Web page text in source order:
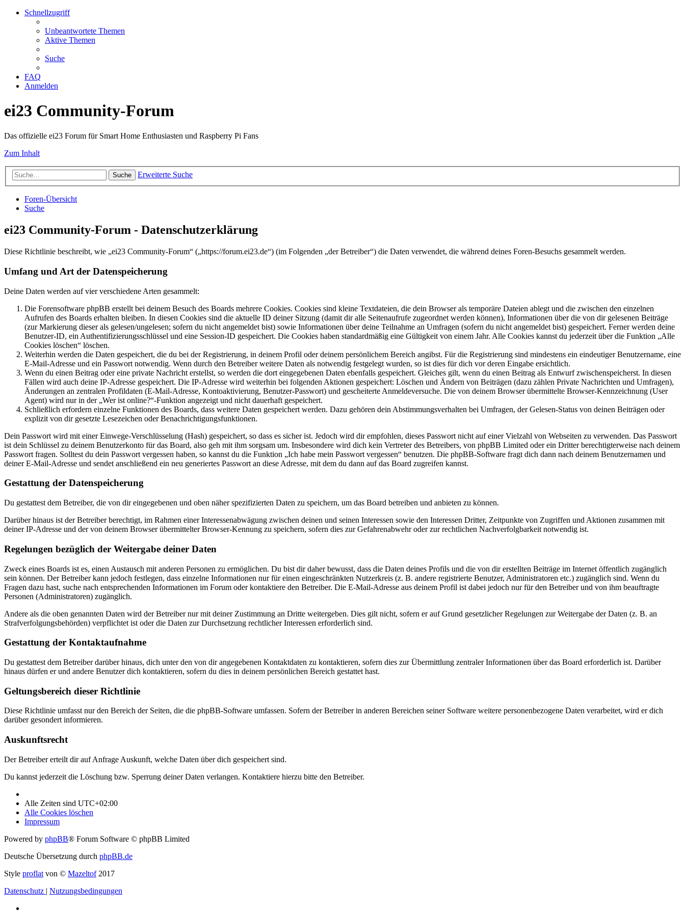
Schnellzugriff
Unbeantwortete Themen
Aktive Themen
Suche
FAQ
Anmelden
ei23 Community-Forum
Das offizielle ei23 Forum für Smart Home Enthusiasten und Raspberry Pi Fans
Zum Inhalt
Suche Erweiterte Suche
Foren-Übersicht
Suche
ei23 Community-Forum - Datenschutzerklärung
Diese Richtlinie beschreibt, wie „ei23 Community-Forum“ („https://forum.ei23.de“) (im Folgenden „der Betreiber“) die Daten verwendet, die während deines Foren-Besuchs gesammelt werden.
Umfang und Art der Datenspeicherung
Deine Daten werden auf vier verschiedene Arten gesammelt:
Die Forensoftware phpBB erstellt bei deinem Besuch des Boards mehrere Cookies. Cookies sind kleine Textdateien, die dein Browser als temporäre Dateien ablegt und die zwischen den einzelnen
Aufrufen des Boards erhalten bleiben. In diesen Cookies sind die aktuelle ID deiner Sitzung (damit dir alle Seitenaufrufe zugeordnet werden können), Informationen über die von dir gelesenen Beiträge
(zur Markierung dieser als gelesen/ungelesen; sofern du nicht angemeldet bist) sowie Informationen über deine Teilnahme an Umfragen (sofern du nicht angemeldet bist) gespeichert. Ferner werden deine
Benutzer-ID, ein Authentifizierungsschlüssel und eine Session-ID gespeichert. Die Cookies haben standardmäßig eine Gültigkeit von einem Jahr. Alle Cookies kannst du jederzeit über die Funktion „Alle
Cookies löschen“ löschen.
Weiterhin werden die Daten gespeichert, die du bei der Registrierung, in deinem Profil oder deinem persönlichem Bereich angibst. Für die Registrierung sind mindestens ein eindeutiger Benutzername, eine
E-Mail-Adresse und ein Passwort notwendig. Wenn durch den Betreiber weitere Daten als notwendig festgelegt wurden, so ist dies für dich vor deren Eingabe ersichtlich.
Wenn du einen Beitrag oder eine private Nachricht erstellst, so werden die dort eingegebenen Daten ebenfalls gespeichert. Gleiches gilt, wenn du einen Beitrag als Entwurf zwischenspeicherst. In diesen
Fällen wird auch deine IP-Adresse gespeichert. Die IP-Adresse wird weiterhin bei folgenden Aktionen gespeichert: Löschen und Ändern von Beiträgen (dazu zählen Private Nachrichten und Umfragen),
Änderungen an zentralen Profildaten (E-Mail-Adresse, Kontoaktivierung, Benutzer-Passwort) und gescheiterte Anmeldeversuche. Die von deinem Browser übermittelte Browser-Kennzeichnung (User
Agent) wird nur in der „Wer ist online?“-Funktion angezeigt und nicht dauerhaft gespeichert.
Schließlich erfordern einzelne Funktionen des Boards, dass weitere Daten gespeichert werden. Dazu gehören dein Abstimmungsverhalten bei Umfragen, der Gelesen-Status von deinen Beiträgen oder
explizit von dir gesetzte Lesezeichen oder Benachrichtigungsfunktionen.
Dein Passwort wird mit einer Einwege-Verschlüsselung (Hash) gespeichert, so dass es sicher ist. Jedoch wird dir empfohlen, dieses Passwort nicht auf einer Vielzahl von Webseiten zu verwenden. Das Passwort
ist dein Schlüssel zu deinem Benutzerkonto für das Board, also geh mit ihm sorgsam um. Insbesondere wird dich kein Vertreter des Betreibers, von phpBB Limited oder ein Dritter berechtigterweise nach deinem
Passwort fragen. Solltest du dein Passwort vergessen haben, so kannst du die Funktion „Ich habe mein Passwort vergessen“ benutzen. Die phpBB-Software fragt dich dann nach deinem Benutzernamen und
deiner E-Mail-Adresse und sendet anschließend ein neu generiertes Passwort an diese Adresse, mit dem du dann auf das Board zugreifen kannst.
Gestattung der Datenspeicherung
Du gestattest dem Betreiber, die von dir eingegebenen und oben näher spezifizierten Daten zu speichern, um das Board betreiben und anbieten zu können.
Darüber hinaus ist der Betreiber berechtigt, im Rahmen einer Interessenabwägung zwischen deinen und seinen Interessen sowie den Interessen Dritter, Zeitpunkte von Zugriffen und Aktionen zusammen mit
deiner IP-Adresse und der von deinem Browser übermittelter Browser-Kennung zu speichern, sofern dies zur Gefahrenabwehr oder zur rechtlichen Nachverfolgbarkeit notwendig ist.
Regelungen bezüglich der Weitergabe deiner Daten
Zweck eines Boards ist es, einen Austausch mit anderen Personen zu ermöglichen. Du bist dir daher bewusst, dass die Daten deines Profils und die von dir erstellten Beiträge im Internet öffentlich zugänglich
sein können. Der Betreiber kann jedoch festlegen, dass einzelne Informationen nur für einen eingeschränkten Nutzerkreis (z. B. andere registrierte Benutzer, Administratoren etc.) zugänglich sind. Wenn du
Fragen dazu hast, suche nach entsprechenden Informationen im Forum oder kontaktiere den Betreiber. Die E-Mail-Adresse aus deinem Profil ist dabei jedoch nur für den Betreiber und von ihm beauftragte
Personen (Administratoren) zugänglich.
Andere als die oben genannten Daten wird der Betreiber nur mit deiner Zustimmung an Dritte weitergeben. Dies gilt nicht, sofern er auf Grund gesetzlicher Regelungen zur Weitergabe der Daten (z. B. an
Strafverfolgungsbehörden) verpflichtet ist oder die Daten zur Durchsetzung rechtlicher Interessen erforderlich sind.
Gestattung der Kontaktaufnahme
Du gestattest dem Betreiber darüber hinaus, dich unter den von dir angegebenen Kontaktdaten zu kontaktieren, sofern dies zur Übermittlung zentraler Informationen über das Board erforderlich ist. Darüber
hinaus dürfen er und andere Benutzer dich kontaktieren, sofern du dies in deinem persönlichen Bereich gestattet hast.
Geltungsbereich dieser Richtlinie
Diese Richtlinie umfasst nur den Bereich der Seiten, die die phpBB-Software umfassen. Sofern der Betreiber in anderen Bereichen seiner Software weitere personenbezogene Daten verarbeitet, wird er dich
darüber gesondert informieren.
Auskunftsrecht
Der Betreiber erteilt dir auf Anfrage Auskunft, welche Daten über dich gespeichert sind.
Du kannst jederzeit die Löschung bzw. Sperrung deiner Daten verlangen. Kontaktiere hierzu bitte den Betreiber.
Alle Zeiten sind UTC+02:00
Alle Cookies löschen
Impressum
Powered by phpBB® Forum Software © phpBB Limited
Deutsche Übersetzung durch phpBB.de
Style proflat von © Mazeltof2017
Datenschutz | Nutzungsbedingungen